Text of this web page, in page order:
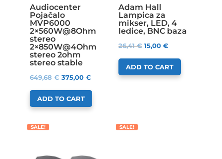
Audiocenter
Pojačalo
MVP6000
2×560W@8Ohm
stereo
2×850W@4Ohm
stereo 2ohm
stereo stable
649,68€ 375,00 €
ADD TO CART
Adam Hall
Lampica za
mikser, LED, 4
ledice, BNC baza
26,41€ 15,00 €
ADD TO CART
SALE! SALE!